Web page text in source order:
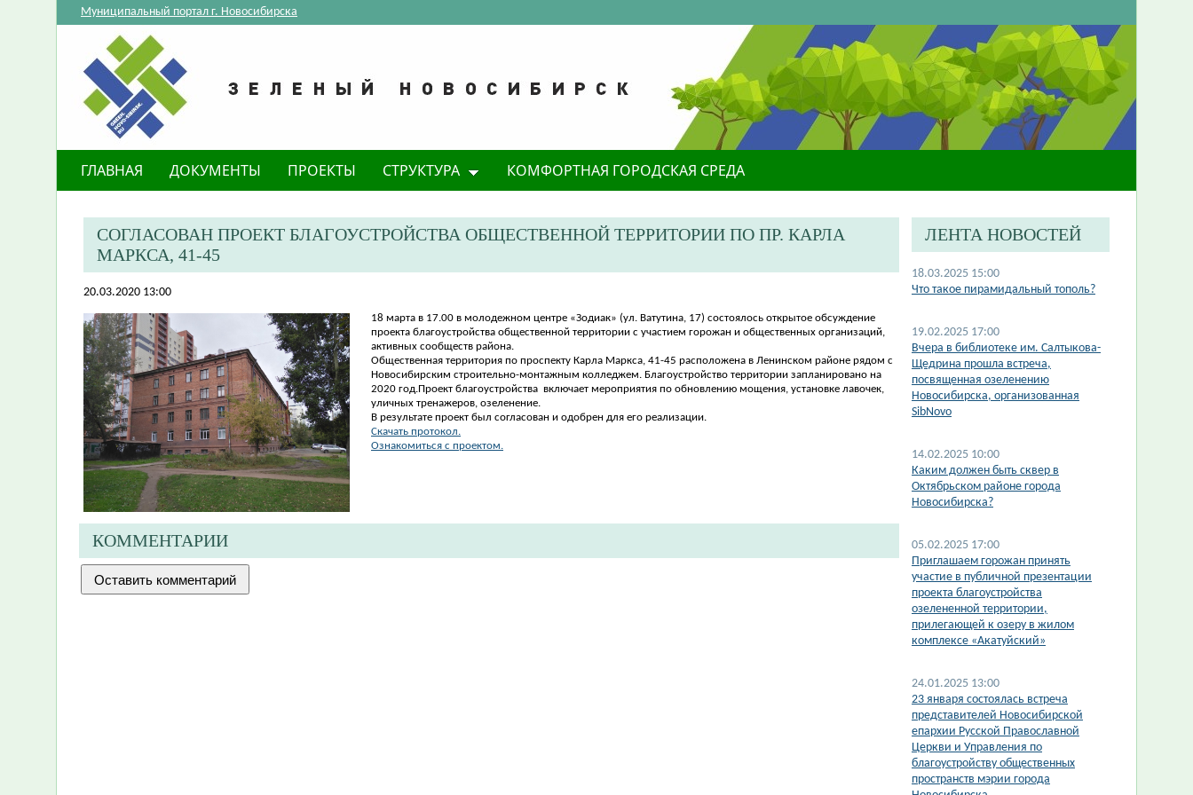
Муниципальный портал г. Новосибирска
ГЛАВНАЯ ДОКУМЕНТЫ ПРОЕКТЫ СТРУКТУРА КОМФОРТНАЯ ГОРОДСКАЯ СРЕДА
СОГЛАСОВАН ПРОЕКТ БЛАГОУСТРОЙСТВА ОБЩЕСТВЕННОЙ ТЕРРИТОРИИ ПО ПР. КАРЛА
МАРКСА, 41-45
20.03.2020 13:00
18 марта в 17.00 в молодежном центре «Зодиак» (ул. Ватутина, 17) состоялось открытое обсуждение
проекта благоустройства общественной территории с участием горожан и общественных организаций,
активных сообществ района.
Общественная территория по проспекту Карла Маркса, 41-45 расположена в Ленинском районе рядом с
Новосибирским строительно-монтажным колледжем. Благоустройство территории запланировано на
2020 год.Проект благоустройства включает мероприятия по обновлению мощения, установке лавочек,
уличных тренажеров, озеленение.
В результате проект был согласован и одобрен для его реализации.
Скачать протокол.
Ознакомиться с проектом.
КОММЕНТАРИИ
ЛЕНТА НОВОСТЕЙ
18.03.2025 15:00
Что такое пирамидальный тополь?
19.02.2025 17:00
Вчера в библиотеке им. Салтыкова-
Щедрина прошла встреча,
посвященная озеленению
Новосибирска, организованная
SibNovo
14.02.2025 10:00
​Каким должен быть сквер в
Октябрьском районе города
Новосибирска?
05.02.2025 17:00
​Приглашаем горожан принять
участие в публичной презентации
проекта благоустройства
озелененной территории,
прилегающей к озеру в жилом
комплексе «Акатуйский»
24.01.2025 13:00
23 января состоялась встреча
представителей Новосибирской
епархии Русской Православной
Церкви и Управления по
благоустройству общественных
пространств мэрии города